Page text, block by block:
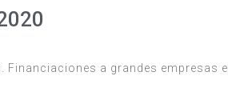
Financiaciones a grandes empresas